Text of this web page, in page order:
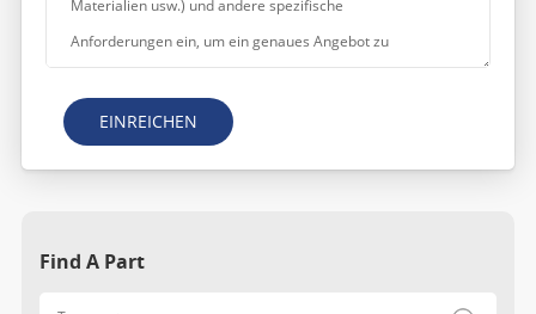
EINREICHEN
Find A Part